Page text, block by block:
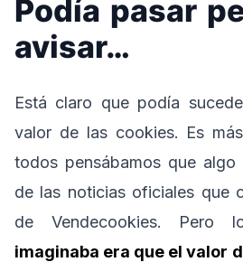
Podía pasar
avisar…
Está claro que podía
valor de las cookies. Es
todos pensábamos que
de las noticias oficiales que
de Vendecookies. Pero
imaginaba era que el valor